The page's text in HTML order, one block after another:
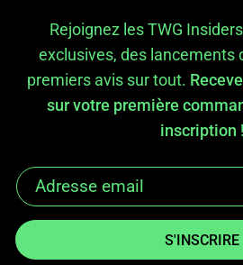
Rejoignez les TWG
exclusives, des lancements
premiers avis sur tout.
sur votre première
inscription !
S'INSCRIRE